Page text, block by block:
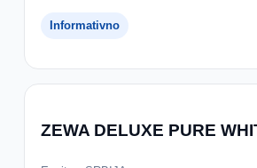
Informativno
ZEWA DELUXE PURE